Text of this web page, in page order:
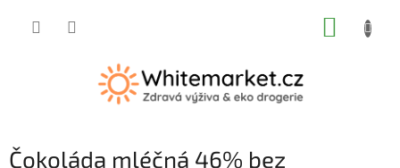
Čokoláda mléčná 46% bez